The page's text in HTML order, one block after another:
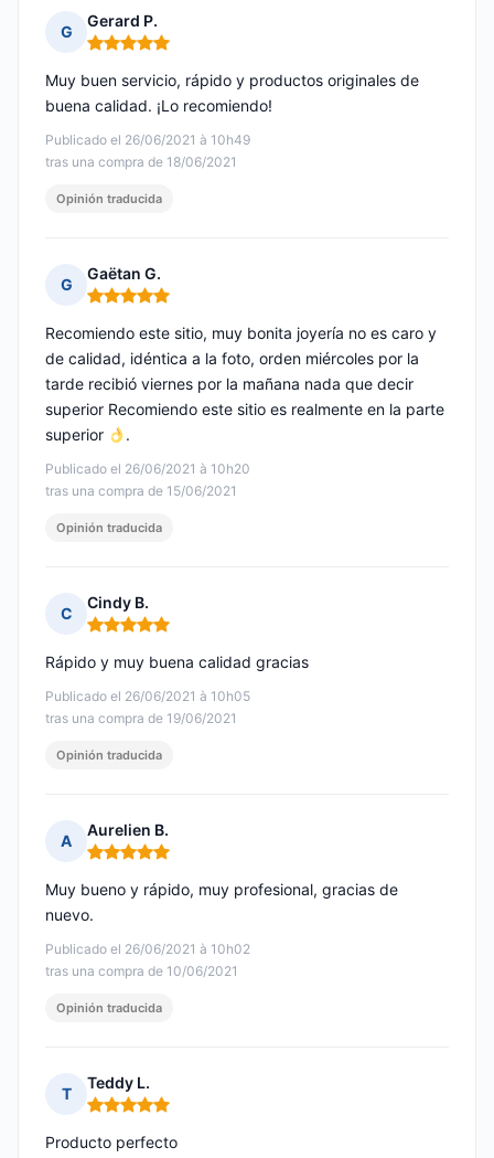
G
Gerard P.
Nota: 5 de 5
Publicado el 26/06/2021 à 10h49
tras una compra de 18/06/2021
Muy buen servicio, rápido y productos originales de
buena calidad. ¡Lo recomiendo!
Opinión traducida
G
Gaëtan G.
Nota: 5 de 5
Publicado el 26/06/2021 à 10h20
tras una compra de 15/06/2021
Recomiendo este sitio, muy bonita joyería no es caro y
de calidad, idéntica a la foto, orden miércoles por la
tarde recibió viernes por la mañana nada que decir
superior Recomiendo este sitio es realmente en la parte
superior
.
Opinión traducida
C
Cindy B.
Nota: 5 de 5
Publicado el 26/06/2021 à 10h05
tras una compra de 19/06/2021
Rápido y muy buena calidad gracias
Opinión traducida
A
Aurelien B.
Nota: 5 de 5
Publicado el 26/06/2021 à 10h02
tras una compra de 10/06/2021
Muy bueno y rápido, muy profesional, gracias de
nuevo.
Opinión traducida
T
Teddy L.
Nota: 5 de 5
Producto perfecto